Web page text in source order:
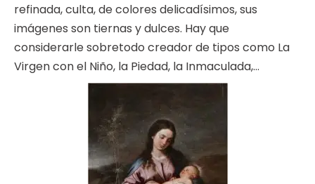
refinada, culta, de colores delicadísimos, sus
imágenes son tiernas y dulces. Hay que
considerarle sobretodo creador de tipos como La
Virgen con el Niño, la Piedad, la Inmaculada,…